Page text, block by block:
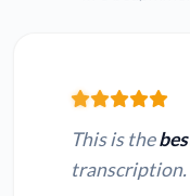
This is the
transcription.